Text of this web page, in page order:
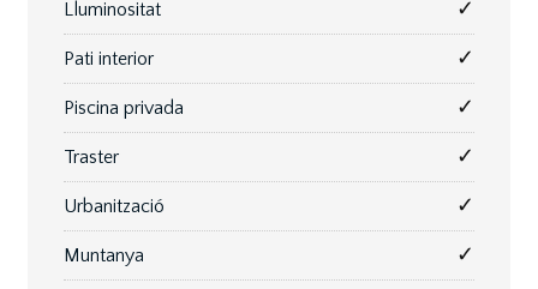
Lluminositat ✓
Pati interior ✓
Piscina privada ✓
Traster ✓
Urbanització ✓
Muntanya ✓